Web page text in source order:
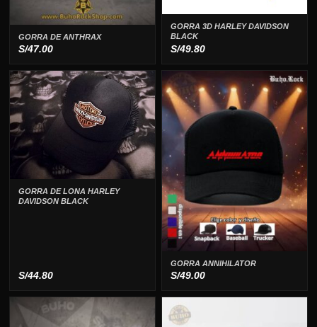
GORRA DE ANTHRAX
S/47.00
GORRA 3D HARLEY DAVIDSON
BLACK
S/49.80
GORRA DE LONA HARLEY
DAVIDSON BLACK
S/44.80
GORRA ANNIHILATOR
S/49.00